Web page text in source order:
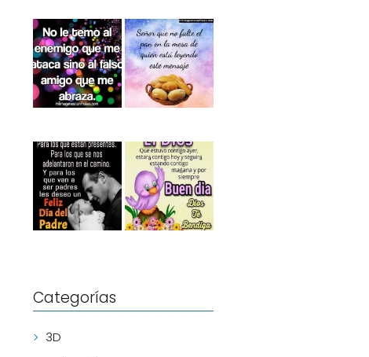
Categorías
3D